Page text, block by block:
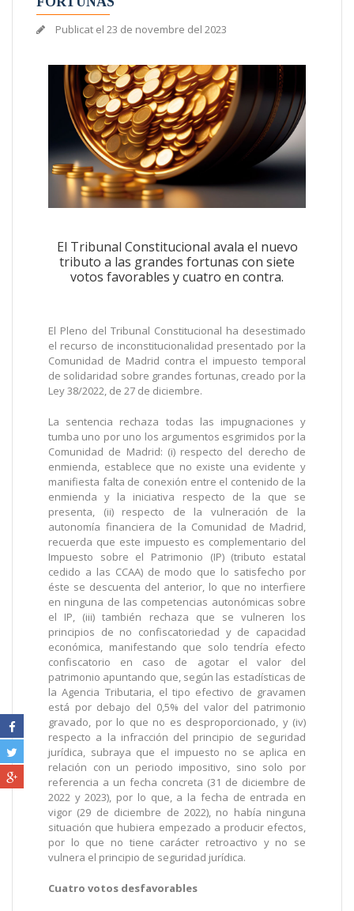
Publicat el 23 de novembre del 2023
El Tribunal Constitucional avala el nuevo
tributo a las grandes fortunas con siete
votos favorables y cuatro en contra.
El Pleno del Tribunal Constitucional ha desestimado
el recurso de inconstitucionalidad presentado por la
Comunidad de Madrid contra el impuesto temporal
de solidaridad sobre grandes fortunas, creado por la
Ley 38/2022, de 27 de diciembre.
La sentencia rechaza todas las impugnaciones y
tumba uno por uno los argumentos esgrimidos por la
Comunidad de Madrid: (i) respecto del derecho de
enmienda, establece que no existe una evidente y
manifiesta falta de conexión entre el contenido de la
enmienda y la iniciativa respecto de la que se
presenta, (ii) respecto de la vulneración de la
autonomía financiera de la Comunidad de Madrid,
recuerda que este impuesto es complementario del
Impuesto sobre el Patrimonio (IP) (tributo estatal
cedido a las CCAA) de modo que lo satisfecho por
éste se descuenta del anterior, lo que no interfiere
en ninguna de las competencias autonómicas sobre
el IP, (iii) también rechaza que se vulneren los
principios de no confiscatoriedad y de capacidad
económica, manifestando que solo tendría efecto
confiscatorio en caso de agotar el valor del
patrimonio apuntando que, según las estadísticas de
la Agencia Tributaria, el tipo efectivo de gravamen
está por debajo del 0,5% del valor del patrimonio
gravado, por lo que no es desproporcionado, y (iv)
respecto a la infracción del principio de seguridad
jurídica, subraya que el impuesto no se aplica en
relación con un periodo impositivo, sino solo por
referencia a un fecha concreta (31 de diciembre de
2022 y 2023), por lo que, a la fecha de entrada en
vigor (29 de diciembre de 2022), no había ninguna
situación que hubiera empezado a producir efectos,
por lo que no tiene carácter retroactivo y no se
vulnera el principio de seguridad jurídica.
Cuatro votos desfavorables